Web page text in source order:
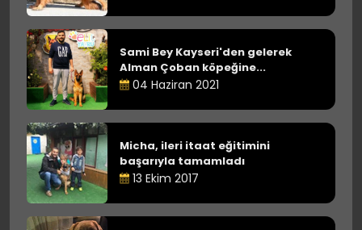
Sami Bey Kayseri'den gelerek
Alman Çoban köpeğine...
04 Haziran 2021
Micha, ileri itaat eğitimini
başarıyla tamamladı
13 Ekim 2017